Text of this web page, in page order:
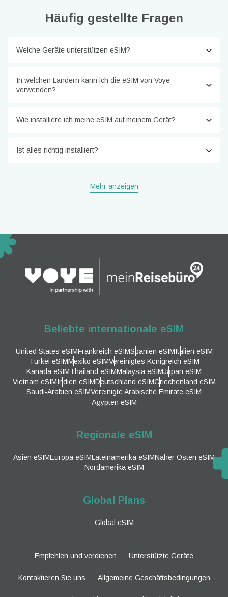
Häufig gestellte Fragen
Welche Geräte unterstützen eSIM?
In welchen Ländern kann ich die eSIM von Voye
verwenden?
Wie installiere ich meine eSIM auf meinem Gerät?
Ist alles richtig installiert?
Mehr anzeigen
Beliebte internationale eSIM
United States eSIMFrankreich eSIMSpanien eSIMItalien eSIM
Türkei eSIMMexiko eSIMVereinigtes Königreich eSIM
Kanada eSIMThailand eSIMMalaysia eSIMJapan eSIM
Vietnam eSIMIndien eSIMDeutschland eSIMGriechenland eSIM
Saudi-Arabien eSIMVereinigte Arabische Emirate eSIM
Ägypten eSIM
Regionale eSIM
Asien eSIMEuropa eSIMLateinamerika eSIMNaher Osten eSIM
Nordamerika eSIM
Global Plans
Global eSIM
Empfehlen und verdienen Unterstützte Geräte
Kontaktieren Sie uns Allgemeine Geschäftsbedingungen